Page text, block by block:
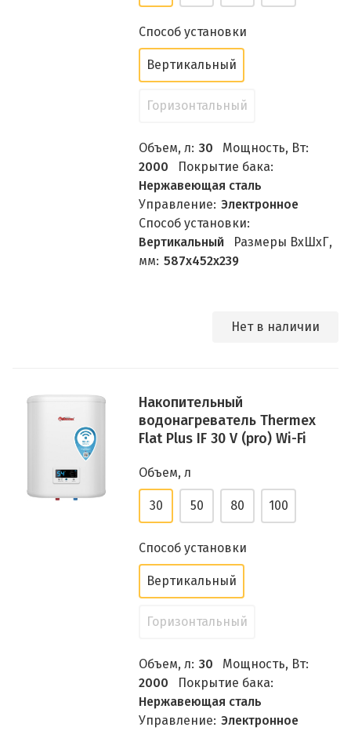
Способ установки
Вертикальный
Горизонтальный
Объем, л: 30
Мощность, Вт:
2000
Покрытие бака:
Нержавеющая сталь
Управление: Электронное
Способ установки:
Вертикальный
Размеры ВхШхГ,
мм: 587х452х239
Нет в наличии
Накопительный
водонагреватель Thermex
Flat Plus IF 30 V (pro) Wi-Fi
Объем, л
30 50 80 100
Способ установки
Вертикальный
Горизонтальный
Объем, л: 30
Мощность, Вт:
2000
Покрытие бака:
Нержавеющая сталь
Управление: Электронное